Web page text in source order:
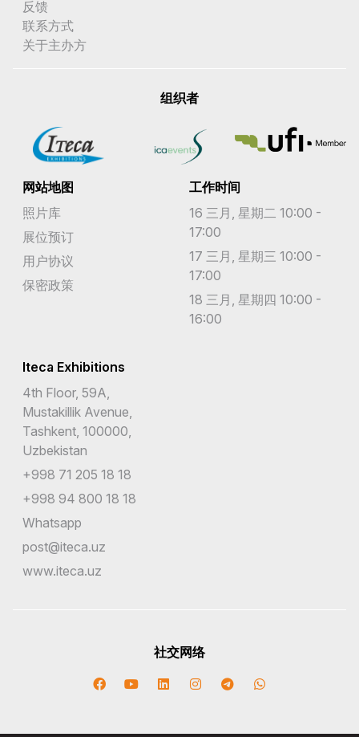
反馈
联系方式
关于主办方
组织者
网站地图
照片库
展位预订
用户协议
保密政策
工作时间
16 三月, 星期二 10:00 -
17:00
17 三月, 星期三 10:00 -
17:00
18 三月, 星期四 10:00 -
16:00
Iteca Exhibitions
4th Floor, 59A,
Mustakillik Avenue,
Tashkent, 100000,
Uzbekistan
+998 71 205 18 18
+998 94 800 18 18
Whatsapp
post@iteca.uz
www.iteca.uz
社交网络